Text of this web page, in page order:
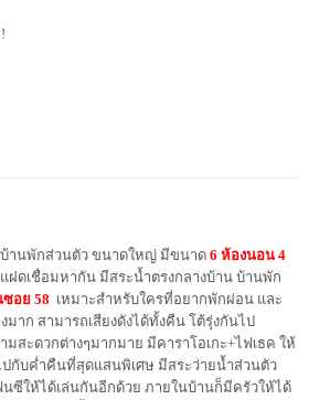
านพักส่วนตัว ขนาดใหญ่ มีขนาด 6 ห้องนอน 4
ดเชื่อมหากัน มีสระน้ำตรงกลางบ้าน บ้านพัก
อย 58 เหมาะสำหรับใครที่อยากพักผ่อน และ
มาก สามารถเสียงดังได้ทั้งคืน โต้รุ่งกันไป
สะดวกต่างๆมากมาย มีคาราโอเกะ+ไฟเธค ให้
ปกับค่ำคืนที่สุดแสนพิเศษ มีสระว่ายน้ำส่วนตัว
นซีให้ได้เล่นกันอีกด้วย ภายในบ้านก็มีครัวให้ได้